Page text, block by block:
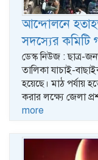
আন্দোলনে
সদস্যের কমিটি
ডেস্ক নিউজ : ছাত্র-
তালিকা যাচাই-
হয়েছে। মাঠ পর্যায়
করার লক্ষ্যে জেলা
more